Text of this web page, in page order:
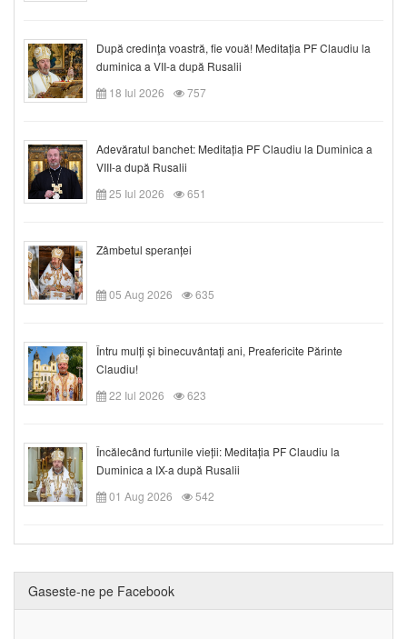
După credinţa voastră, fie vouă! Meditația PF Claudiu la
duminica a VII-a după Rusalii
18 Iul 2026
757
Adevăratul banchet: Meditația PF Claudiu la Duminica a
VIII-a după Rusalii
25 Iul 2026
651
Zâmbetul speranței
05 Aug 2026 635
Întru mulți și binecuvântați ani, Preafericite Părinte
Claudiu!
22 Iul 2026
623
Încălecând furtunile vieții: Meditația PF Claudiu la
Duminica a IX-a după Rusalii
01 Aug 2026
542
Gaseste-ne pe Facebook